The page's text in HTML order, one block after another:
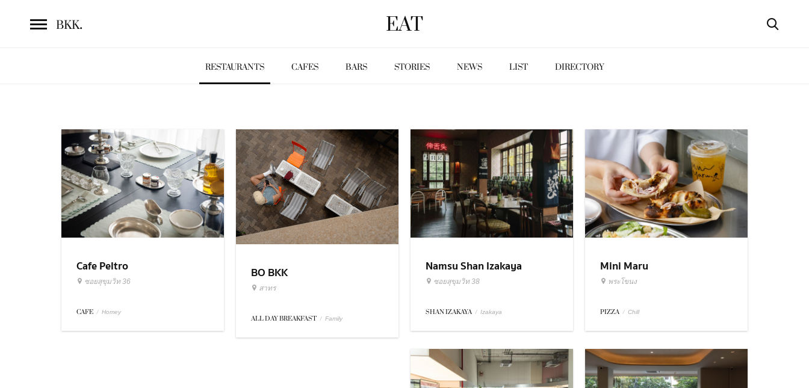
BKK. EAT
RESTAURANTS CAFES BARS STORIES NEWS LIST DIRECTORY
Cafe Peltro
ซอยสุขุมวิท 36
CAFE / Homey
BO BKK
สาทร
ALL DAY BREAKFAST / Family
Namsu Shan Izakaya
ซอยสุขุมวิท 38
SHAN IZAKAYA / Izakaya
Mini Maru
พระโขนง
PIZZA / Chill